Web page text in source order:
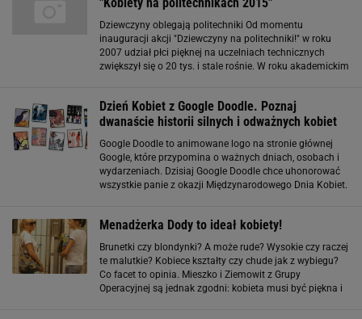
Dziewczyny oblegają politechniki Od momentu
inauguracji akcji "Dziewczyny na politechniki!" w roku
2007 udział płci pięknej na uczelniach technicznych
zwiększył się o 20 tys. i stale rośnie. W roku akademickim
Dzień Kobiet z Google Doodle. Poznaj
dwanaście historii silnych i odważnych kobiet
Google Doodle to animowane logo na stronie głównej
Google, które przypomina o ważnych dniach, osobach i
wydarzeniach. Dzisiaj Google Doodle chce uhonorować
wszystkie panie z okazji Międzynarodowego Dnia Kobiet.
Menadżerka Dody to ideał kobiety!
Brunetki czy blondynki? A może rude? Wysokie czy raczej
te malutkie? Kobiece kształty czy chude jak z wybiegu?
Co facet to opinia. Mieszko i Ziemowit z Grupy
Operacyjnej są jednak zgodni: kobieta musi być piękna i